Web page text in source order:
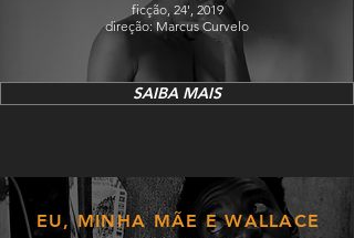
SAIBA MAIS
ficção, 24', 2019
direção: Marcus Curvelo
EU, MINHA MÃE E WALLACE